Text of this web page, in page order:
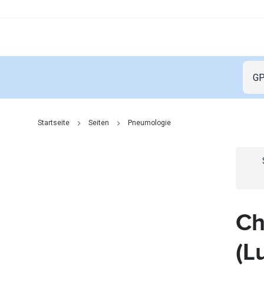
Startseite Seiten Pneumologie
Go